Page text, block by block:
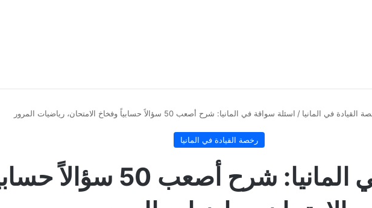
القيادة في المانيا / اسئلة سواقة في المانيا: شرح أصعب 50 سؤالاً حسابياً وفخاخ الامتحان، رياضيات المرور
رخصة القيادة في المانيا
اسئلة سواقة في المانيا: شرح